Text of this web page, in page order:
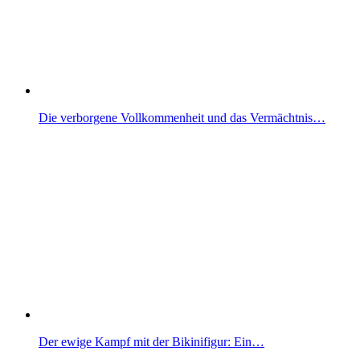
Die verborgene Vollkommenheit und das Vermächtnis…
Der ewige Kampf mit der Bikinifigur: Ein…